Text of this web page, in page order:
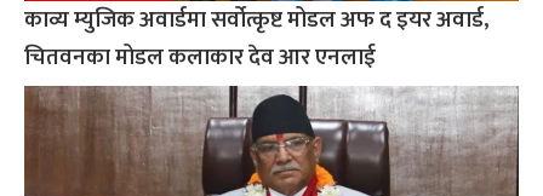
काव्य म्युजिक अवार्डमा सर्वोत्कृष्ट मोडल अफ द इयर अवार्ड,
चितवनका मोडल कलाकार देव आर एनलाई